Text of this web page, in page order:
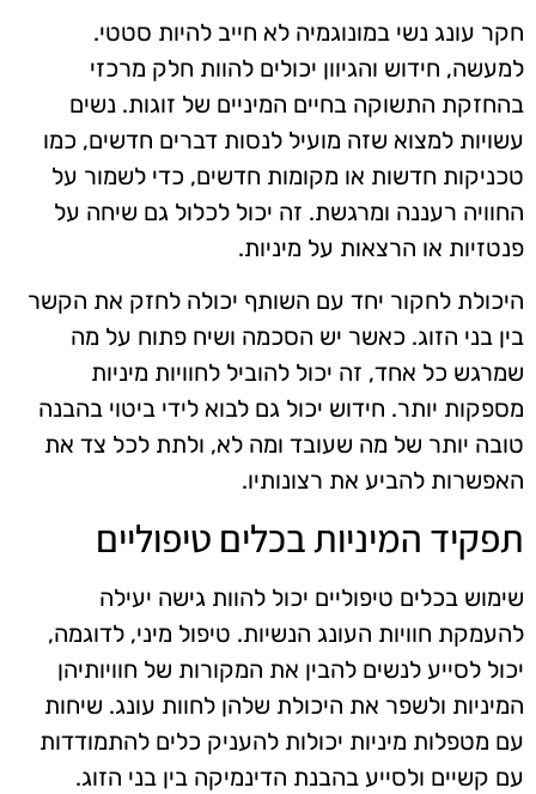
חקר עונג נשי במונוגמיה לא חייב להיות סטטי.
למעשה, חידוש והגיוון יכולים להוות חלק מרכזי
בהחזקת התשוקה בחיים המיניים של זוגות. נשים
עשויות למצוא שזה מועיל לנסות דברים חדשים, כמו
טכניקות חדשות או מקומות חדשים, כדי לשמור על
החוויה רעננה ומרגשת. זה יכול לכלול גם שיחה על
פנטזיות או הרצאות על מיניות.
היכולת לחקור יחד עם השותף יכולה לחזק את הקשר
בין בני הזוג. כאשר יש הסכמה ושיח פתוח על מה
שמרגש כל אחד, זה יכול להוביל לחוויות מיניות
מספקות יותר. חידוש יכול גם לבוא לידי ביטוי בהבנה
טובה יותר של מה שעובד ומה לא, ולתת לכל צד את
האפשרות להביע את רצונותיו.
תפקיד המיניות בכלים טיפוליים
שימוש בכלים טיפוליים יכול להוות גישה יעילה
להעמקת חוויות העונג הנשיות. טיפול מיני, לדוגמה,
יכול לסייע לנשים להבין את המקורות של חוויותיהן
המיניות ולשפר את היכולת שלהן לחוות עונג. שיחות
עם מטפלות מיניות יכולות להעניק כלים להתמודדות
עם קשיים ולסייע בהבנת הדינמיקה בין בני הזוג.